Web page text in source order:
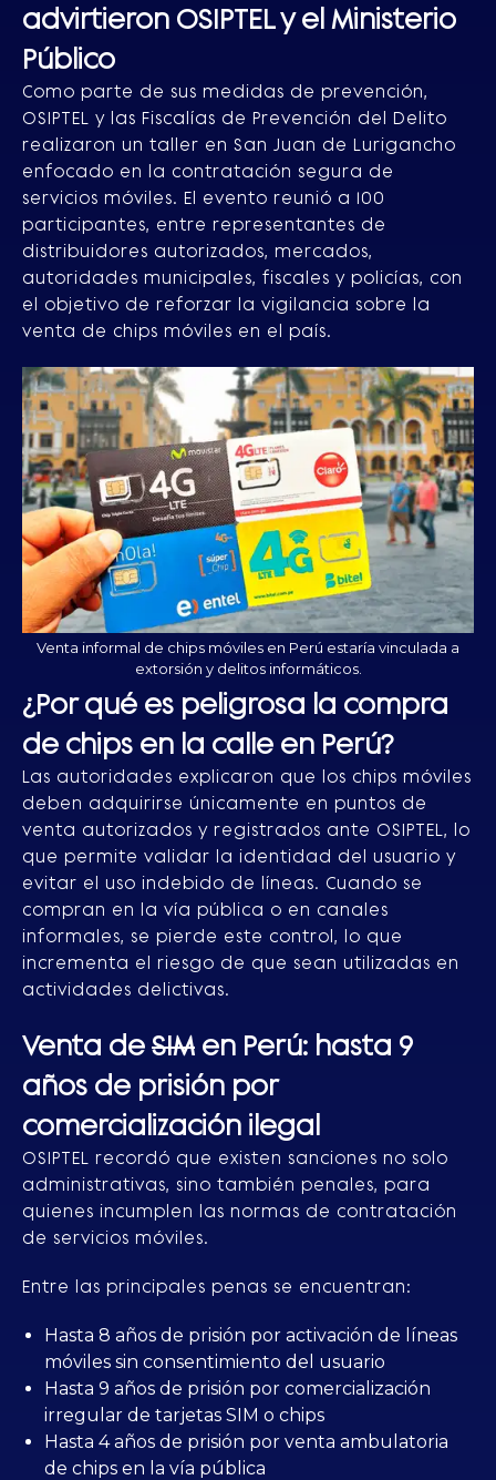
advirtieron OSIPTEL y el Ministerio
Público
Como parte de sus medidas de prevención,
OSIPTEL y las Fiscalías de Prevención del Delito
realizaron un taller en San Juan de Lurigancho
enfocado en la contratación segura de
servicios móviles. El evento reunió a 100
participantes, entre representantes de
distribuidores autorizados, mercados,
autoridades municipales, fiscales y policías, con
el objetivo de reforzar la vigilancia sobre la
venta de chips móviles en el país.
Venta informal de chips móviles en Perú estaría vinculada a
extorsión y delitos informáticos.
¿Por qué es peligrosa la compra
de chips en la calle en Perú?
Las autoridades explicaron que los chips móviles
deben adquirirse únicamente en puntos de
venta autorizados y registrados ante OSIPTEL, lo
que permite validar la identidad del usuario y
evitar el uso indebido de líneas. Cuando se
compran en la vía pública o en canales
informales, se pierde este control, lo que
incrementa el riesgo de que sean utilizadas en
actividades delictivas.
Venta de SIM en Perú: hasta 9
años de prisión por
comercialización ilegal
OSIPTEL recordó que existen sanciones no solo
administrativas, sino también penales, para
quienes incumplen las normas de contratación
de servicios móviles.
Entre las principales penas se encuentran:
Hasta 8 años de prisión por activación de líneas
móviles sin consentimiento del usuario
Hasta 9 años de prisión por comercialización
irregular de tarjetas SIM o chips
Hasta 4 años de prisión por venta ambulatoria
de chips en la vía pública